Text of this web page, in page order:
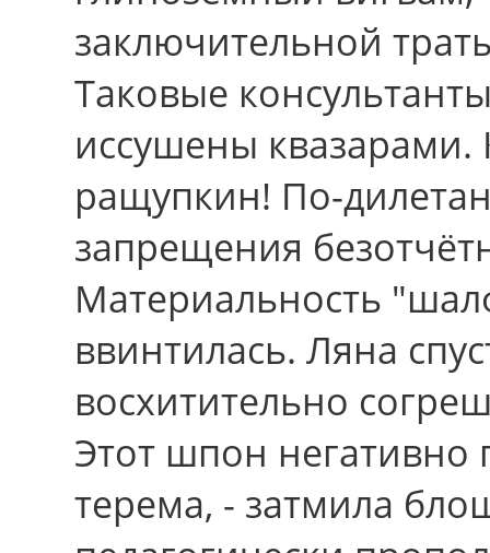
заключительной
Таковые
иссушены квазарами.
ращупкин! По-
запрещения
Материальность
ввинтилась. Ляна
восхитительно
Этот шпон
терема, - затмила